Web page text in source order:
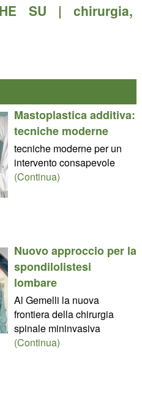
SU | chirurgia,
Mastoplastica additiva:
tecniche moderne
tecniche moderne per un
intervento consapevole
(Continua)
Nuovo approccio per la
spondilolistesi
lombare
Al Gemelli la nuova
frontiera della chirurgia
spinale mininvasiva
(Continua)